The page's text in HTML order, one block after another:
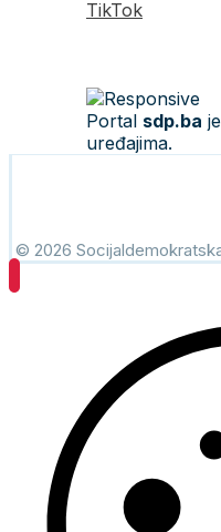
TikTok
Portal sdp.ba
uređajima.
© 2026